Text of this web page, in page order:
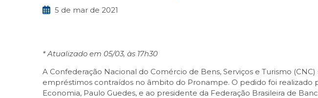
5 de mar de 2021
* Atualizado em 05/03, às 17h30
A Confederação Nacional do Comércio de Bens, Serviços e Turismo
empréstimos contraídos no âmbito do Pronampe. O pedido foi realizado
Economia, Paulo Guedes, e ao presidente da Federação Brasileira de